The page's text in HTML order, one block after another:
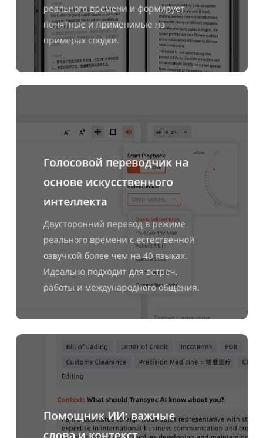
реального времени и формирует
понятные и применимые на
примерах сводки.
Узнать
Голосовой переводчик на
основе искусственного
интеллекта
Двусторонний перевод в режиме
реального времени с естественной
озвучкой более чем на 40 языках.
Идеально подходит для встреч,
работы и международного общения.
Узнать
Помощник ИИ: важные
слова и контекст